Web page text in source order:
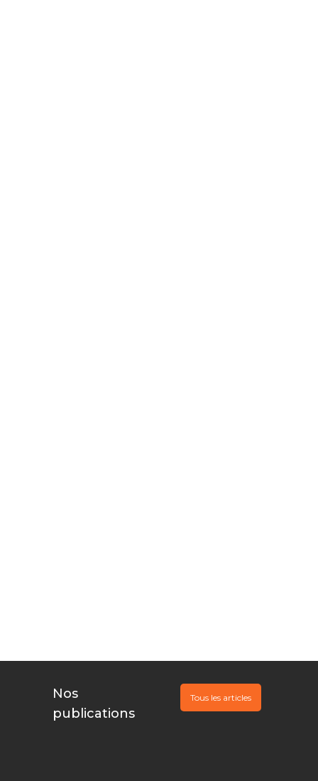
Nos
publications
Tous les articles